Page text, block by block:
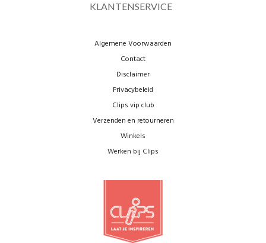
KLANTENSERVICE
Algemene Voorwaarden
Contact
Disclaimer
Privacybeleid
Clips vip club
Verzenden en retourneren
Winkels
Werken bij Clips